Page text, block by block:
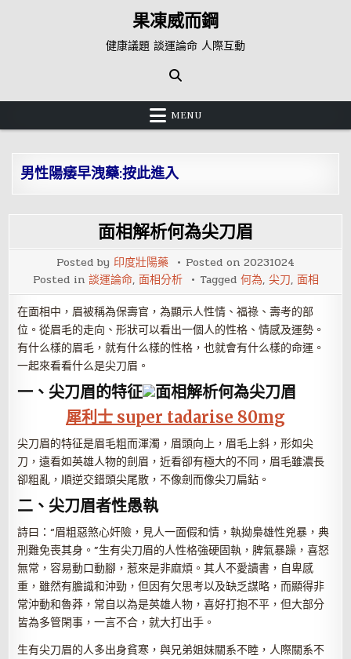
果凍威而鋼
健康議題 談運論命 人際互動
MENU
男性陽痿早洩藥:按此進入
面相解析何為尖刀眉
Posted by 印度壯陽藥 Posted on 20231024
Posted in 談運論命, 面相分析 Tagged 何為, 尖刀, 面相
在面相中，眉被稱為保壽官，為顯示人性情、福祿、壽考的部
位。從眉毛的走向、形狀可以看出一個人的性格、情感及運勢。
有什么樣的眉毛，就有什么樣的性格，也就會有什么樣的命運。
一起來看看什么是尖刀眉。
一、尖刀眉的特征
犀利士 super tadarise 80mg
尖刀眉的特征是眉毛粗而渾濁，眉頭向上，眉毛上斜，形如尖
刀，遠看如英雄人物的劍眉，近看卻有極大的不同，眉毛雖濃長
卻粗亂，順逆交錯頭尖尾散，不像劍而像尖刀扁鉆。
二、尖刀眉者性愚執
詩曰：“眉粗惡煞心奸險，見人一面假和情，執拗梟雄性兇暴，典
刑難免喪其身。”生有尖刀眉的人性格強硬固執，脾氣暴躁，喜怒
無常，容易動口動腳，惹來是非麻煩。其人不愛讀書，自卑感
重，雖然有膽識和沖勁，但因有欠思考以及缺乏謀略，而顯得非
常沖動和魯莽，常自以為是英雄人物，喜好打抱不平，但大部分
皆為多管閑事，一言不合，就大打出手。
生有尖刀眉的人多出身貧寒，與兄弟姐妹關系不睦，人際關系不